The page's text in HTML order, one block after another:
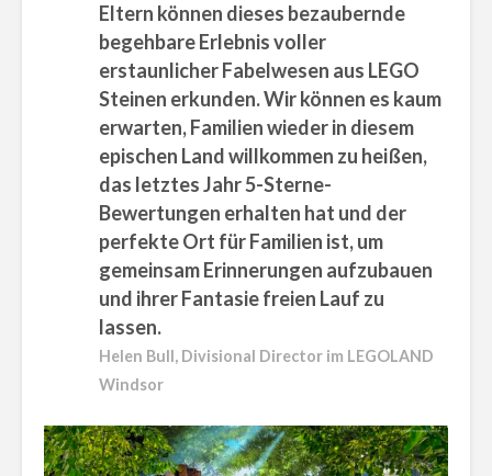
Eltern können dieses bezaubernde
begehbare Erlebnis voller
erstaunlicher Fabelwesen aus LEGO
Steinen erkunden. Wir können es kaum
erwarten, Familien wieder in diesem
epischen Land willkommen zu heißen,
das letztes Jahr 5-Sterne-
Bewertungen erhalten hat und der
perfekte Ort für Familien ist, um
gemeinsam Erinnerungen aufzubauen
und ihrer Fantasie freien Lauf zu
lassen.
Helen Bull, Divisional Director im LEGOLAND
Windsor